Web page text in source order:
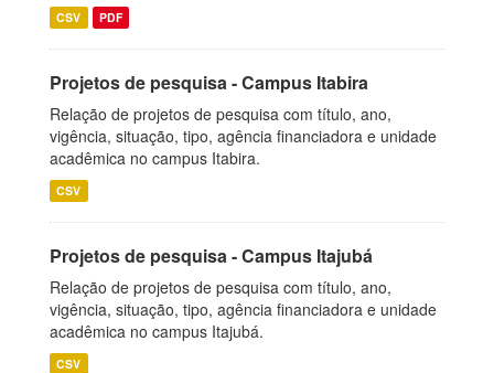
CSV PDF
Projetos de pesquisa - Campus Itabira
Relação de projetos de pesquisa com título, ano,
vigência, situação, tipo, agência financiadora e unidade
acadêmica no campus Itabira.
CSV
Projetos de pesquisa - Campus Itajubá
Relação de projetos de pesquisa com título, ano,
vigência, situação, tipo, agência financiadora e unidade
acadêmica no campus Itajubá.
CSV